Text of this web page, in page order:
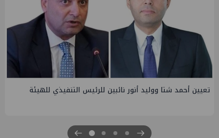
تاون جاس تسيطر علي كسر ماسورة في ترعة الإسماعيلية